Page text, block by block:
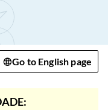
Go to English page